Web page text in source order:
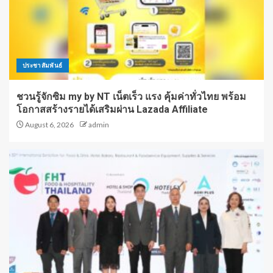
ประชาสัมพันธ์
ชวนรู้จักซิม my by NT เน็ตเร็ว แรง คุ้มค่าทั่วไทย พร้อม
โอกาสสร้างรายได้เสริมผ่าน Lazada Affiliate
August 6, 2026 admin